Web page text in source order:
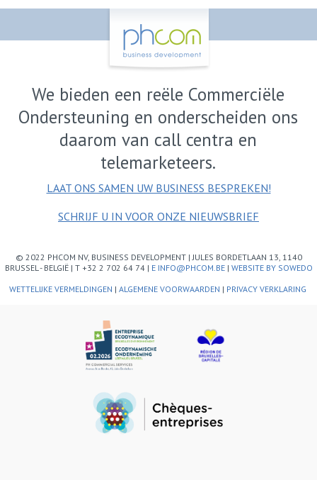
We bieden een reële Commerciële
Ondersteuning en onderscheiden ons
daarom van call centra en
telemarketeers.
LAAT ONS SAMEN UW BUSINESS BESPREKEN!
SCHRIJF U IN VOOR ONZE NIEUWSBRIEF
© 2022 PHCOM NV, BUSINESS DEVELOPMENT | JULES BORDETLAAN 13, 1140
BRUSSEL - BELGIË | T +32 2 702 64 74 | E INFO@PHCOM.BE| WEBSITE BY SOWEDO
WETTELIJKE VERMELDINGEN | ALGEMENE VOORWAARDEN | PRIVACY VERKLARING